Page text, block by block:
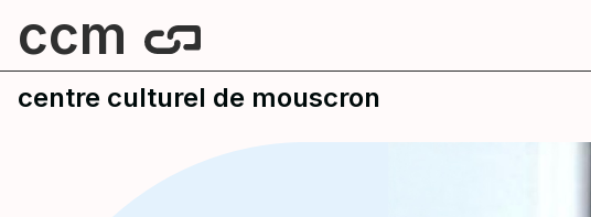
ccm
centre culturel de mouscron